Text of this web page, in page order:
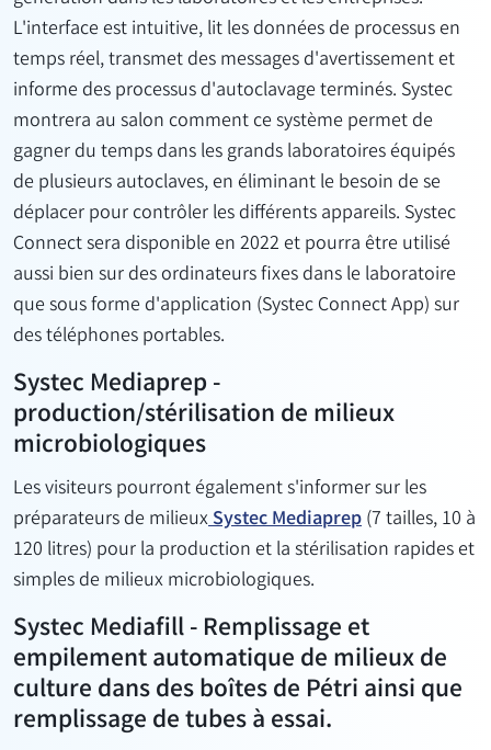
L'interface est intuitive, lit les données de processus en
temps réel, transmet des messages d'avertissement et
informe des processus d'autoclavage terminés. Systec
montrera au salon comment ce système permet de
gagner du temps dans les grands laboratoires équipés
de plusieurs autoclaves, en éliminant le besoin de se
déplacer pour contrôler les différents appareils. Systec
Connect sera disponible en 2022 et pourra être utilisé
aussi bien sur des ordinateurs fixes dans le laboratoire
que sous forme d'application (Systec Connect App) sur
des téléphones portables.
Systec Mediaprep -
production/stérilisation de milieux
microbiologiques
Les visiteurs pourront également s'informer sur les
préparateurs de milieuxSystec Mediaprep(7 tailles, 10 à
120 litres) pour la production et la stérilisation rapides et
simples de milieux microbiologiques.
Systec Mediafill - Remplissage et
empilement automatique de milieux de
culture dans des boîtes de Pétri ainsi que
remplissage de tubes à essai.